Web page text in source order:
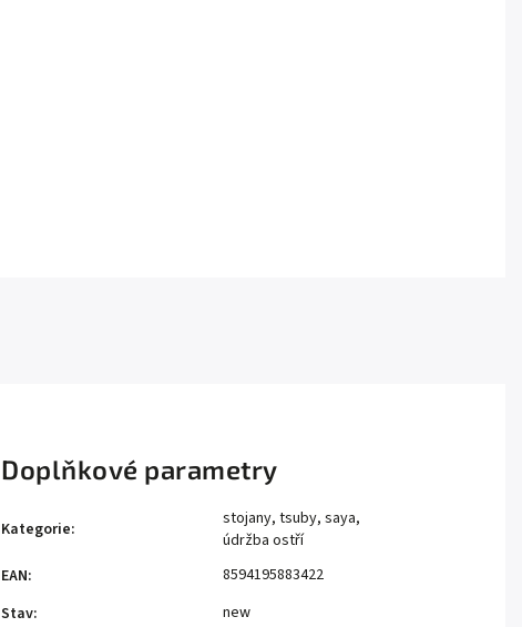
Doplňkové parametry
Kategorie:
stojany, tsuby, saya,
údržba ostří
EAN:
8594195883422
Stav: new